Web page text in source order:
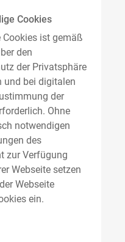
Cookies
ist gemäß
den
der Privatsphäre
und bei digitalen
der
Ohne
notwendigen
des
zur Verfügung
Webseite setzen
Webseite
ein.